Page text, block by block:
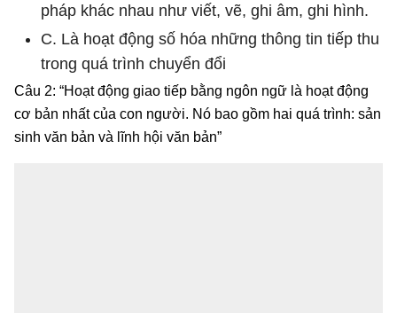
pháp khác nhau như viết, vẽ, ghi âm, ghi hình.
C. Là hoạt động số hóa những thông tin tiếp thu
trong quá trình chuyển đổi
Câu 2: “Hoạt động giao tiếp bằng ngôn ngữ là hoạt động
cơ bản nhất của con người. Nó bao gồm hai quá trình: sản
sinh văn bản và lĩnh hội văn bản”